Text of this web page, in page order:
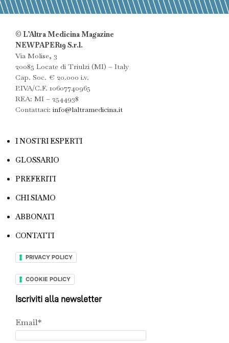
© L’Altra Medicina Magazine
NEWPAPER19 S.r.l.
Via Molise, 3
20085 Locate di Triulzi (MI) – Italy
Cap. Soc. € 20.000 i.v.
P.IVA/C.F. 10607740965
REA: MI – 2544938
Contattaci: info@laltramedicina.it
I NOSTRI ESPERTI
GLOSSARIO
PREFERITI
CHI SIAMO
ABBONATI
CONTATTI
PRIVACY POLICY
COOKIE POLICY
Iscriviti alla newsletter
Email*